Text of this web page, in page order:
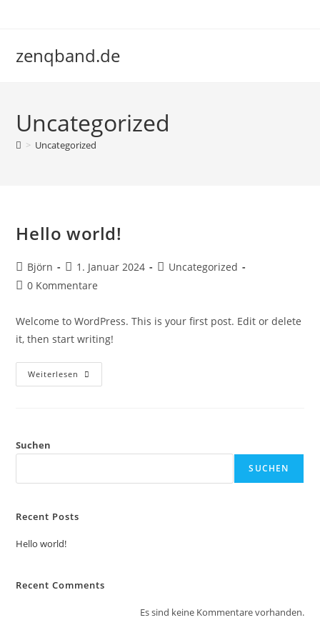
zenqband.de
Uncategorized
> Uncategorized
Hello world!
Beitrags-
Autor:
Björn
Beitrag
veröffentlicht:
1. Januar 2024
Beitrags-
Uncategorized
Beitrags-
0 Kommentare
Welcome to WordPress. This is your first post. Edit or delete
it, then start writing!
Weiterlesen Hello
World!
Suchen
SUCHEN
Recent Posts
Hello world!
Recent Comments
Es sind keine Kommentare vorhanden.